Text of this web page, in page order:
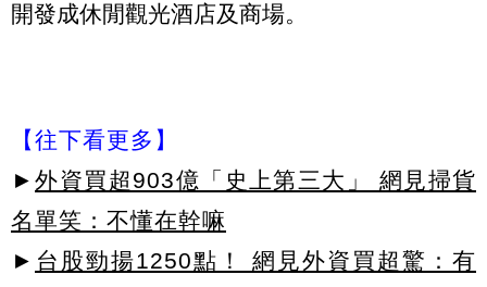
開發成休閒觀光酒店及商場。
【往下看更多】
► 外資買超903億「史上第三大」 網見掃貨
名單笑：不懂在幹嘛
► 台股勁揚1250點！ 網見外資買超驚：有